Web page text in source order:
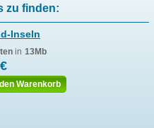
zu finden:
Inseln
in 13Mb
den Warenkorb